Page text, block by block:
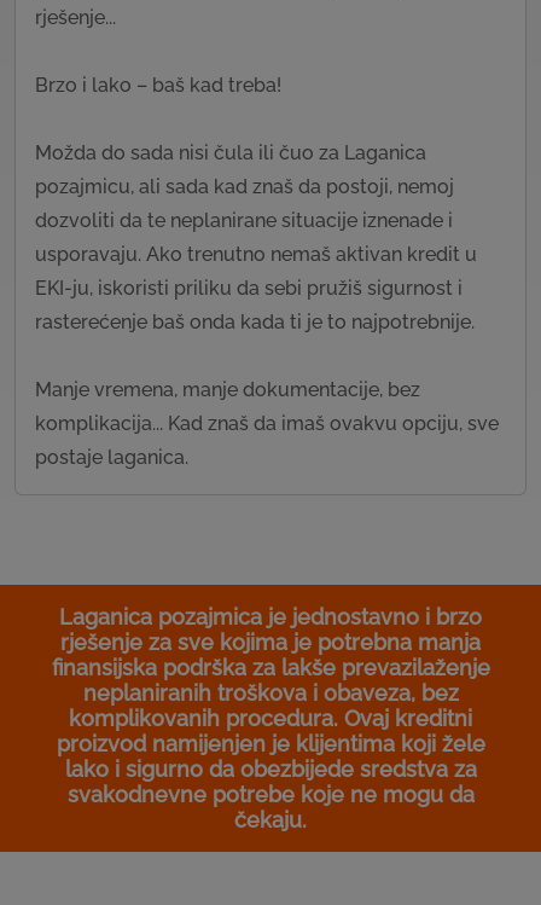
rješenje...
Brzo i lako – baš kad treba!
Možda do sada nisi čula ili čuo za Laganica
pozajmicu, ali sada kad znaš da postoji, nemoj
dozvoliti da te neplanirane situacije iznenade i
usporavaju. Ako trenutno nemaš aktivan kredit u
EKI-ju, iskoristi priliku da sebi pružiš sigurnost i
rasterećenje baš onda kada ti je to najpotrebnije.
Manje vremena, manje dokumentacije, bez
komplikacija... Kad znaš da imaš ovakvu opciju, sve
postaje laganica.
Laganica pozajmica je jednostavno i brzo
rješenje za sve kojima je potrebna manja
finansijska podrška za lakše prevazilaženje
neplaniranih troškova i obaveza, bez
komplikovanih procedura. Ovaj kreditni
proizvod namijenjen je klijentima koji žele
lako i sigurno da obezbijede sredstva za
svakodnevne potrebe koje ne mogu da
čekaju.